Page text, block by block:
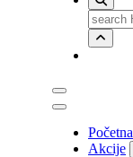
Search
for:
Početna
Akcije